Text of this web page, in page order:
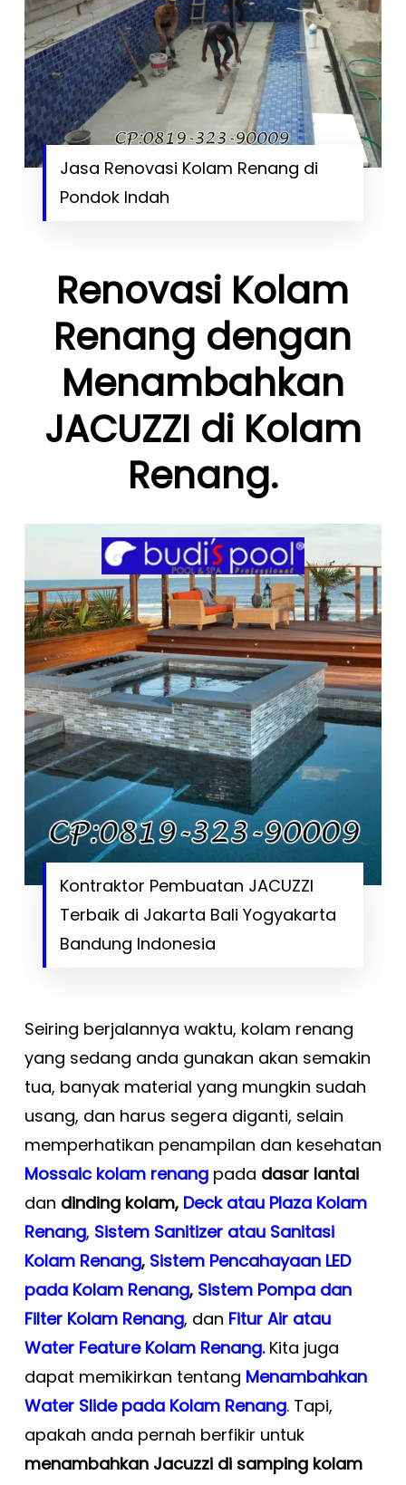
Jasa Renovasi Kolam Renang di
Pondok Indah
Renovasi Kolam
Renang dengan
Menambahkan
JACUZZI di Kolam
Renang.
Kontraktor Pembuatan JACUZZI
Terbaik di Jakarta Bali Yogyakarta
Bandung Indonesia
Seiring berjalannya waktu, kolam renang
yang sedang anda gunakan akan semakin
tua, banyak material yang mungkin sudah
usang, dan harus segera diganti, selain
memperhatikan penampilan dan kesehatan
Mossaic kolam renangpada dasar lantai
dan dinding kolam, Deck atau Plaza Kolam
Renang, Sistem Sanitizer atau Sanitasi
Kolam Renang, Sistem Pencahayaan LED
pada Kolam Renang, Sistem Pompa dan
Filter Kolam Renang, dan Fitur Air atau
Water Feature Kolam Renang.Kita juga
dapat memikirkan tentang Menambahkan
Water Slide pada Kolam Renang. Tapi,
apakah anda pernah berfikir untuk
menambahkan Jacuzzi di samping kolam